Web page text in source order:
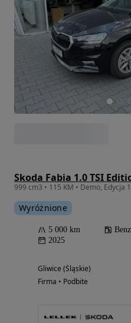
Skoda Fabia 1.0 TSI
999 cm3 • 115 KM • Demo, Edycja
Wyróżnione
5 000 km
2025
Gliwice (Śląskie)
Firma • Podbite